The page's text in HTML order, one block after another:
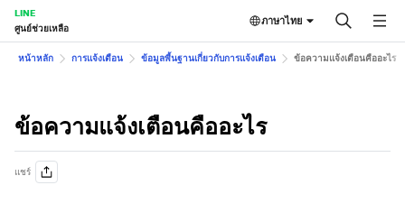
LINE
ศูนย์ช่วยเหลือ
ภาษาไทย
หน้าหลัก การแจ้งเตือน ข้อมูลพื้นฐานเกี่ยวกับการแจ้งเตือน ข้อความแจ้งเตือนคืออะไร
ข้อความแจ้งเตือนคืออะไร
แชร์